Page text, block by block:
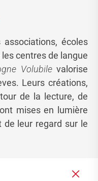
écoles
centres de langue
Volubilevalorise
Leurs créations,
de la lecture, de
mises en lumière
leur regard sur le